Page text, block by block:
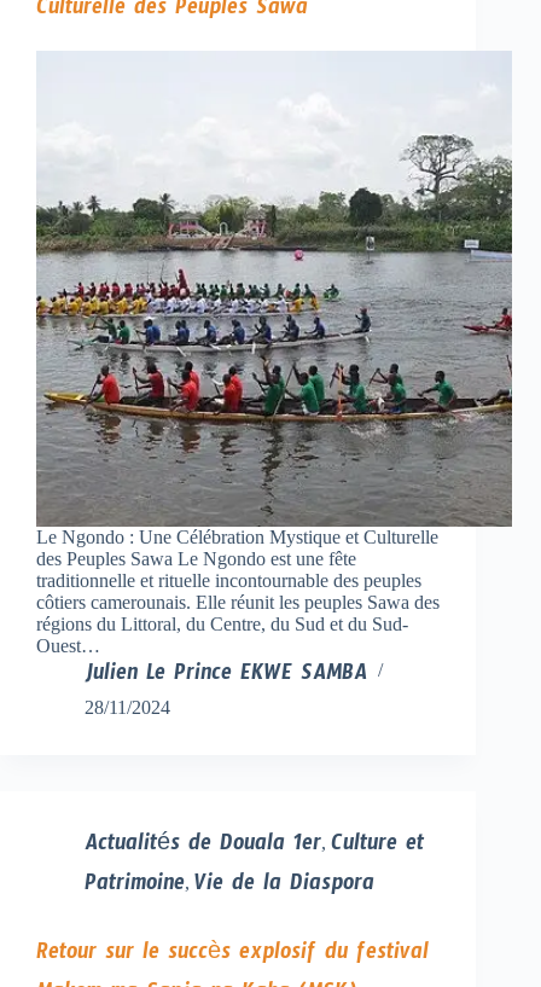
Culturelle des Peuples Sawa
Le Ngondo : Une Célébration Mystique et Culturelle
des Peuples Sawa Le Ngondo est une fête
traditionnelle et rituelle incontournable des peuples
côtiers camerounais. Elle réunit les peuples Sawa des
régions du Littoral, du Centre, du Sud et du Sud-
Ouest…
Julien Le Prince EKWE SAMBA
28/11/2024
Actualités de Douala 1er, Culture et
Patrimoine, Vie de la Diaspora
Retour sur le succès explosif du festival